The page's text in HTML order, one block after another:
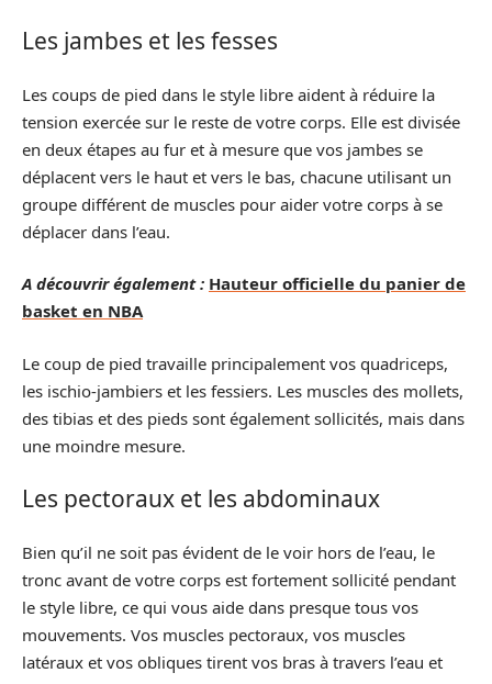
Les jambes et les fesses
Les coups de pied dans le style libre aident à réduire la
tension exercée sur le reste de votre corps. Elle est divisée
en deux étapes au fur et à mesure que vos jambes se
déplacent vers le haut et vers le bas, chacune utilisant un
groupe différent de muscles pour aider votre corps à se
déplacer dans l’eau.
A découvrir également : Hauteur officielle du panier de
basket en NBA
Le coup de pied travaille principalement vos quadriceps,
les ischio-jambiers et les fessiers. Les muscles des mollets,
des tibias et des pieds sont également sollicités, mais dans
une moindre mesure.
Les pectoraux et les abdominaux
Bien qu’il ne soit pas évident de le voir hors de l’eau, le
tronc avant de votre corps est fortement sollicité pendant
le style libre, ce qui vous aide dans presque tous vos
mouvements. Vos muscles pectoraux, vos muscles
latéraux et vos obliques tirent vos bras à travers l’eau et